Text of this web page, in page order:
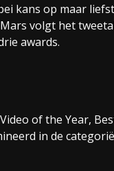
kans op maar
volgt het
awards.
of the Year,
in de